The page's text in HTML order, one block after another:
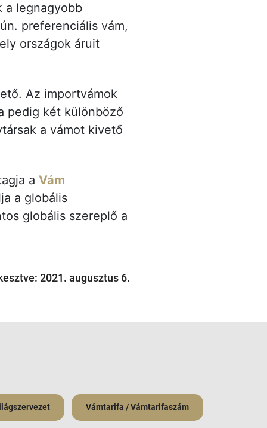
a legnagyobb
preferenciális vám,
országok áruit
Az importvámok
pedig két különböző
a vámot kivető
a Vám
a globális
globális szereplő a
2021. augusztus 6.
Vámtarifa / Vámtarifaszám